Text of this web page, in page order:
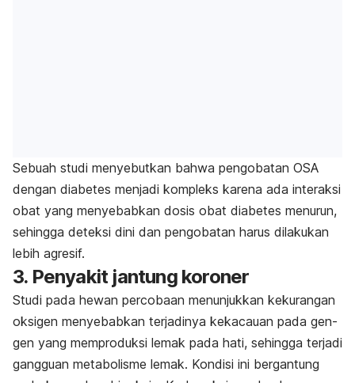
Sebuah studi menyebutkan bahwa pengobatan OSA
dengan diabetes menjadi kompleks karena ada interaksi
obat yang menyebabkan dosis obat diabetes menurun,
sehingga deteksi dini dan pengobatan harus dilakukan
lebih agresif.
3. Penyakit jantung koroner
Studi pada hewan percobaan menunjukkan kekurangan
oksigen menyebabkan terjadinya kekacauan pada gen-
gen yang memproduksi lemak pada hati, sehingga terjadi
gangguan metabolisme lemak. Kondisi ini bergantung